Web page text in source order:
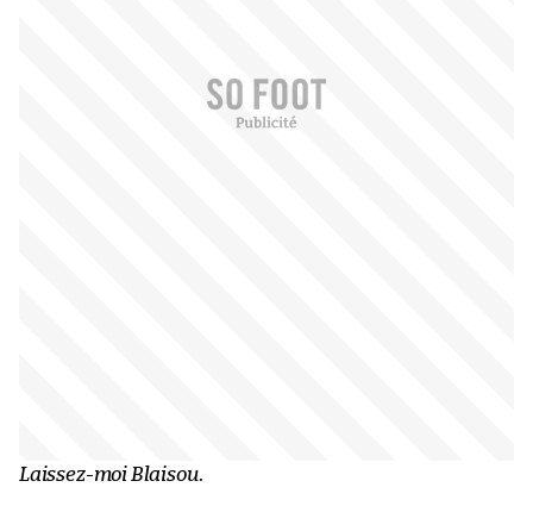
Laissez-moi Blaisou.